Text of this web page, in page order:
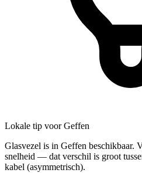
Lokale tip voor Geffen
Glasvezel is in Geffen beschikbaar.
snelheid — dat verschil is groot
kabel (asymmetrisch).